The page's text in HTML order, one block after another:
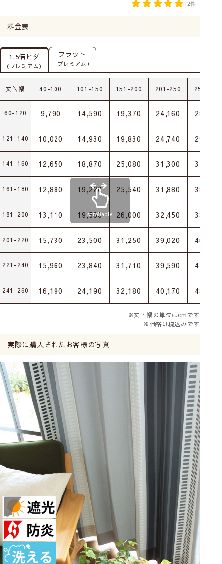
2件
料金表
1.5倍ヒダ
（プレミアム）
フラット
（プレミアム）
丈＼幅 40-100 101-150 151-200 201-250 251-300
60-120 9,790 14,590 19,370 24,160 28,950
121-140 10,020 14,930 19,830 24,740 29,650
141-160 12,650 18,870 25,080 31,300 37,520
161-180 12,880 19,220 25,540 31,880 38,210
181-200 13,110 19,560 26,000 32,450 38,910
201-220 15,730 23,500 31,250 39,020 46,770
221-240 15,960 23,840 31,710 39,590 47,470
241-260 16,190 24,190 32,180 40,170 48,160
scrollable
※丈・幅の単位はcmです
※価格は税込みです
実際に購入されたお客様の写真